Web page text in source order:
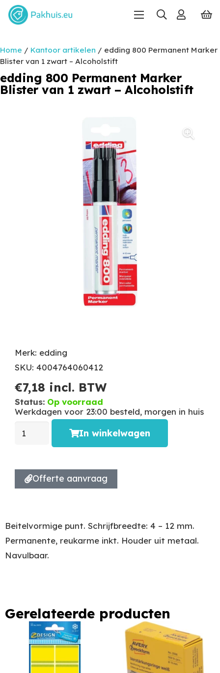
Home / Kantoor artikelen / edding 800 Permanent Marker
Blister van 1 zwart – Alcoholstift
edding 800 Permanent Marker
Blister van 1 zwart – Alcoholstift
Merk: edding
SKU: 4004764060412
€7,18 incl. BTW
Status: Op voorraad
Werkdagen voor 23:00 besteld, morgen in huis
In winkelwagen
Offerte aanvraag
Beitelvormige punt. Schrijfbreedte: 4 – 12 mm.
Permanente, reukarme inkt. Houder uit metaal.
Navulbaar.
Gerelateerde producten